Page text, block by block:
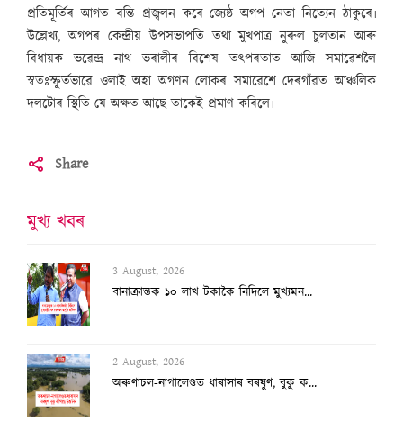
প্ৰতিমূৰ্তিৰ আগত বন্তি প্ৰজ্বলন কৰে জ্যেষ্ঠ অগপ নেতা নিত্যেন ঠাকুৰে৷
উল্লেখ্য, অগপৰ কেন্দ্ৰীয় উপসভাপতি তথা মুখপাত্ৰ নুৰুল চুলতান আৰু
বিধায়ক ভৱেন্দ্ৰ নাথ ভৰালীৰ বিশেষ তৎপৰতাত আজি সমাৱেশলৈ
স্বতঃস্ফুৰ্তভাৱে ওলাই অহা অগণন লোকৰ সমাৱেশে দেৰগাঁৱত আঞ্চলিক
দলটোৰ স্থিতি যে অক্ষত আছে তাকেই প্ৰমাণ কৰিলে৷
Share
মুখ্য খবৰ
2 August, 2026
অৰুণাচল-নাগালেণ্ডত ধাৰাসাৰ বৰষুণ, বুকু ক...
8 August, 2026
‘দেশৰ ৮৩% অভিযন্তা কৰ্মহীন, এআই বিপ্লৱৰ...